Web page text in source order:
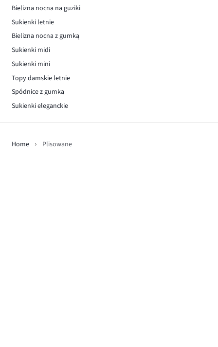
Bielizna nocna na guziki
Sukienki letnie
Bielizna nocna z gumką
Sukienki midi
Sukienki mini
Topy damskie letnie
Spódnice z gumką
Sukienki eleganckie
Home Plisowane